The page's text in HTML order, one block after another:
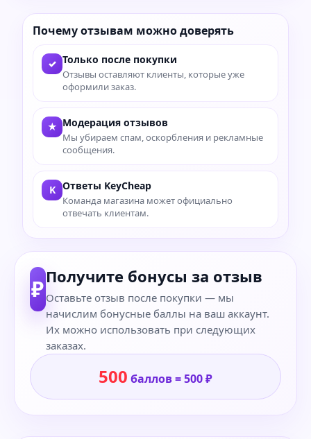
Почему отзывам можно доверять
✓ Только после покупки
Отзывы оставляют клиенты, которые уже
оформили заказ.
★ Модерация отзывов
Мы убираем спам, оскорбления и рекламные
сообщения.
K Ответы KeyCheap
Команда магазина может официально
отвечать клиентам.
₽Получите бонусы за отзыв
Оставьте отзыв после покупки — мы
начислим бонусные баллы на ваш аккаунт.
Их можно использовать при следующих
заказах.
500 баллов = 500 ₽